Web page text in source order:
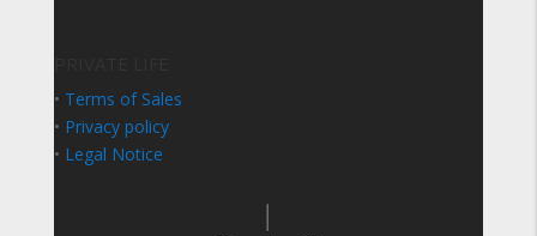
• Terms of Sales
• Privacy policy
• Legal Notice